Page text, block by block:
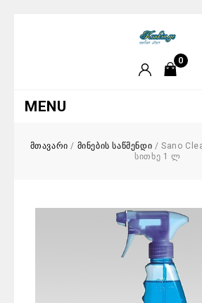
0
MENU
მთავარი / მინების საწმენდი /Sano
სითხე 1 ლ